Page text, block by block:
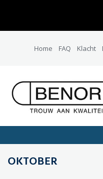
Home FAQ Klacht
OKTOBER